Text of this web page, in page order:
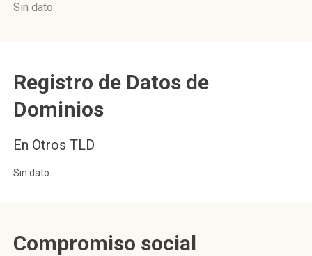
Sin dato
Registro de Datos de
Dominios
En Otros TLD
Sin dato
Compromiso social